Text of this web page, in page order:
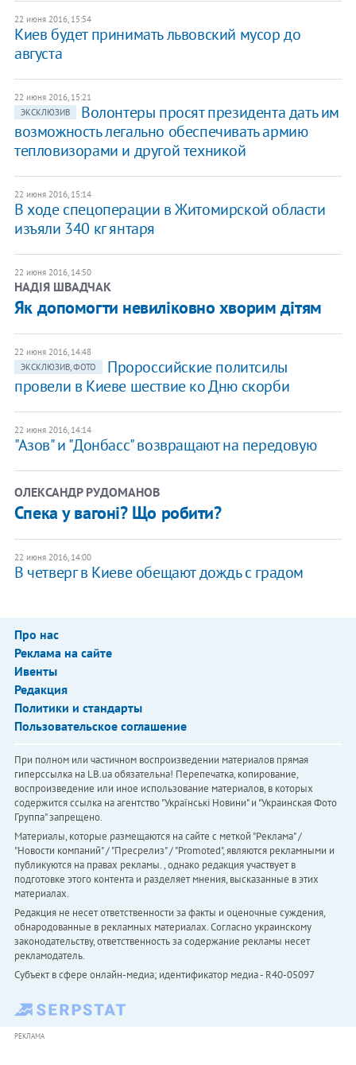
22 июня 2016, 15:54
Киев будет принимать львовский мусор до
августа
22 июня 2016, 15:21
ЭКСКЛЮЗИВ
Волонтеры просят президента дать им
возможность легально обеспечивать армию
тепловизорами и другой техникой
22 июня 2016, 15:14
В ходе спецоперации в Житомирской области
изъяли 340 кг янтаря
22 июня 2016, 14:50
НАДІЯ ШВАДЧАК
Як допомогти невиліковно хворим дітям
22 июня 2016, 14:48
ЭКСКЛЮЗИВ, ФОТО
​Пророссийские политсилы
провели в Киеве шествие ко Дню скорби
22 июня 2016, 14:14
"Азов" и "Донбасс" возвращают на передовую
ОЛЕКСАНДР РУДОМАНОВ
Спека у вагоні? Що робити?
22 июня 2016, 14:00
В четверг в Киеве обещают дождь с градом
Про нас
Реклама на сайте
Ивенты
Редакция
Политики и стандарты
Пользовательское соглашение
При полном или частичном воспроизведении материалов прямая
гиперссылка на LB.ua обязательна! Перепечатка, копирование,
воспроизведение или иное использование материалов, в которых
содержится ссылка на агентство "Українськi Новини" и "Украинская Фото
Группа" запрещено.
Материалы, которые размещаются на сайте с меткой "Реклама" /
"Новости компаний" / "Пресрелиз" / "Promoted", являются рекламными и
публикуются на правах рекламы. , однако редакция участвует в
подготовке этого контента и разделяет мнения, высказанные в этих
материалах.
Редакция не несет ответственности за факты и оценочные суждения,
обнародованные в рекламных материалах. Согласно украинскому
законодательству, ответственность за содержание рекламы несет
рекламодатель.
Субъект в сфере онлайн-медиа; идентификатор медиа - R40-05097
РЕКЛАМА